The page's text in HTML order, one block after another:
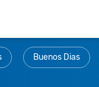
Buenos Dias